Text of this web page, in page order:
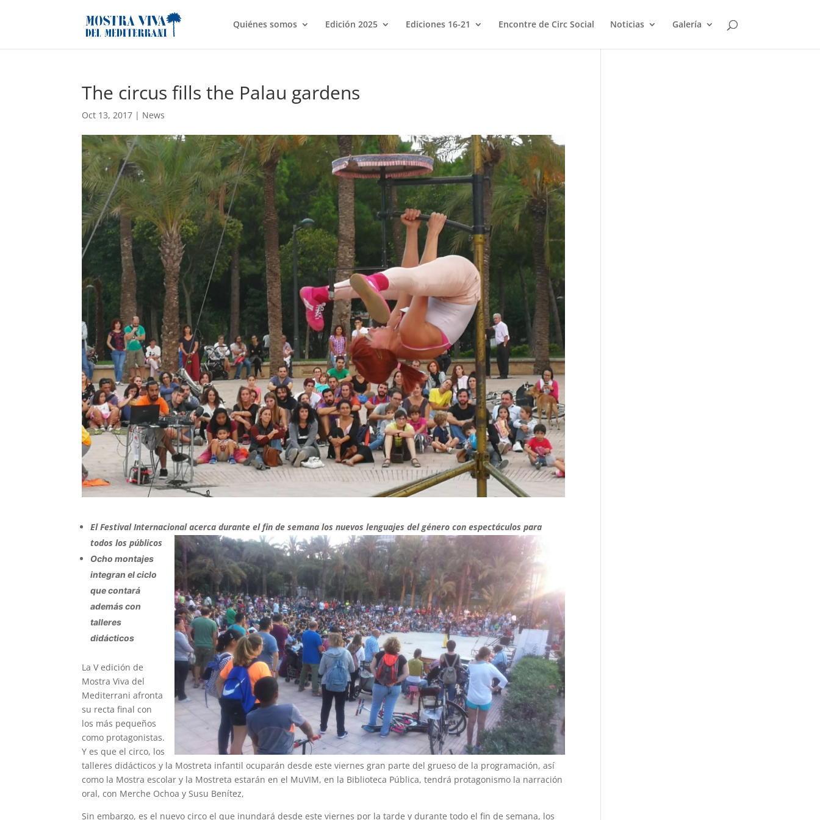
Quiénes somos Edición 2025 Ediciones 16-21 Encontre de Circ Social Noticias Galería
The circus fills the Palau gardens
Oct 13, 2017 | News
El Festival Internacional acerca durante el fin de semana los nuevos lenguajes del género con espectáculos para
todos los públicos
Ocho montajes
integran el ciclo
que contará
además con
talleres
didácticos
La V edición de
Mostra Viva del
Mediterrani afronta
su recta final con
los más pequeños
como protagonistas.
Y es que el circo, los
talleres didácticos y la Mostreta infantil ocuparán desde este viernes gran parte del grueso de la programación, así
como la Mostra escolar y la Mostreta estarán en el MuVIM, en la Biblioteca Pública, tendrá protagonismo la narración
oral, con Merche Ochoa y Susu Benítez,
Sin embargo, es el nuevo circo el que inundará desde este viernes por la tarde y durante todo el fin de semana, los